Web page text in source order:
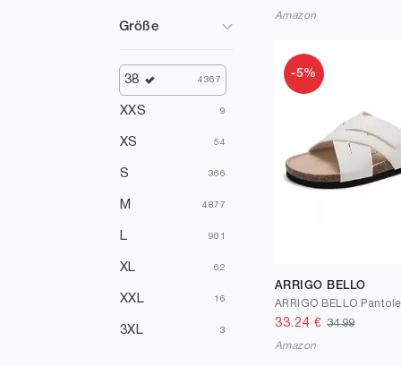
Gelb 43
Silber 34
24
Mehrfarbig 19
13
12
Größe
38 4367
XXS 9
XS 54
S 366
M 4877
L 901
XL 62
XXL 16
3XL 3
Amazon
-5%
ARRIGO BELLO
33.24 €34.99
Amazon